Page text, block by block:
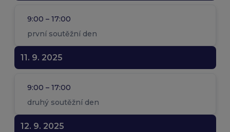
9:00 – 17:00
první soutěžní den
11. 9. 2025
9:00 – 17:00
druhý soutěžní den
12. 9. 2025